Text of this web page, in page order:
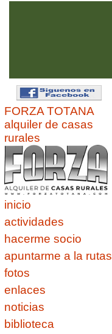
FORZA TOTANA
alquiler de casas
rurales
inicio
actividades
hacerme socio
apuntarme a la rutas
fotos
enlaces
noticias
biblioteca